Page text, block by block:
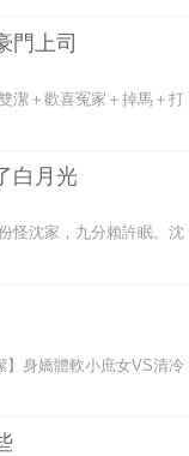
門上司
潔＋歡喜冤家＋掉馬＋打
白月光
怪沈家，九分賴許眠。沈
】身嬌體軟小庶女VS清冷